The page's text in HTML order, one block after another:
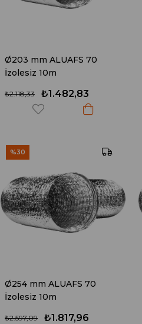
Ø203 mm ALUAFS 70
İzolesiz 10m
₺1.482,83
₺2.118,33
Ø254 mm ALUAFS 70
İzolesiz 10m
₺1.817,96
₺2.597,09
%30